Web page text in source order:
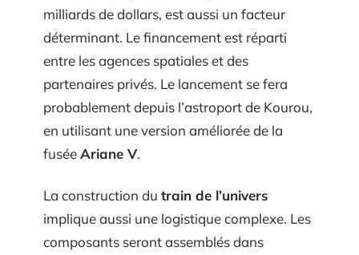
milliards de dollars, est aussi un facteur
déterminant. Le financement est réparti
entre les agences spatiales et des
partenaires privés. Le lancement se fera
probablement depuis l’astroport de Kourou,
en utilisant une version améliorée de la
fuséeAriane V.
La construction du train de l’univers
implique aussi une logistique complexe. Les
composants seront assemblés dans